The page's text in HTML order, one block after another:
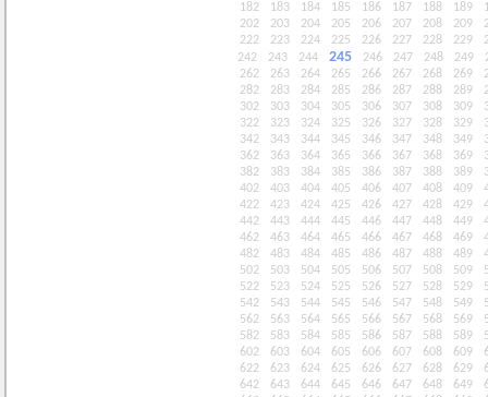
182
183 184 185 186 187 188 189
202
203 204 205 206 207 208 209
222
223 224 225 226 227 228 229
242
243 244 245 246 247 248 249
262
263 264 265 266 267 268 269
282
283 284 285 286 287 288 289
302
303 304 305 306 307 308 309
322
323 324 325 326 327 328 329
342
343 344 345 346 347 348 349
362
363 364 365 366 367 368 369
382
383 384 385 386 387 388 389
402
403 404 405 406 407 408 409
422
423 424 425 426 427 428 429
442
443 444 445 446 447 448 449
462
463 464 465 466 467 468 469
482
483 484 485 486 487 488 489
502
503 504 505 506 507 508 509
522
523 524 525 526 527 528 529
542
543 544 545 546 547 548 549
562
563 564 565 566 567 568 569
582
583 584 585 586 587 588 589
602
603 604 605 606 607 608 609
622
623 624 625 626 627 628 629
642
643 644 645 646 647 648 649